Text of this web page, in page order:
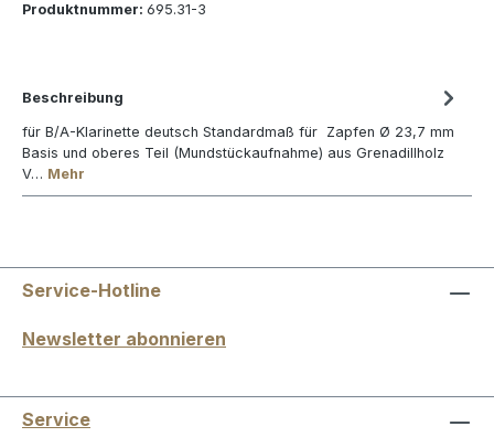
Produktnummer: 695.31-3
Beschreibung
für B/A-Klarinette deutsch Standardmaß für Zapfen Ø 23,7 mm
Basis und oberes Teil (Mundstückaufnahme) aus Grenadillholz
V… Mehr
Service-Hotline
Newsletter abonnieren
Service